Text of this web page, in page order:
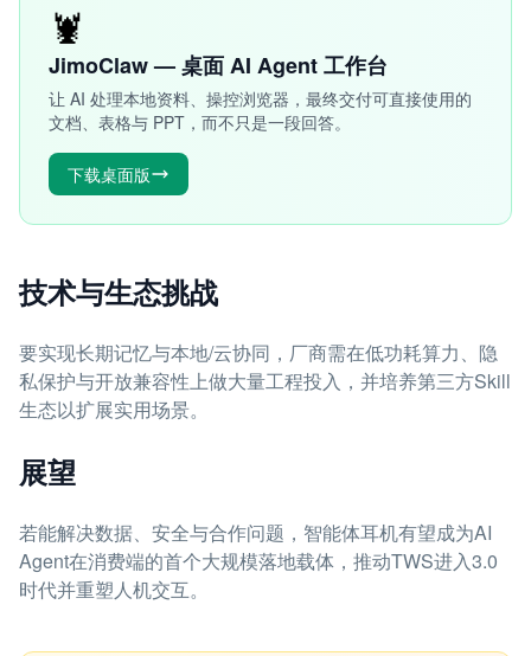
🦞
JimoClaw — 桌面 AI Agent 工作台
让 AI 处理本地资料、操控浏览器，最终交付可直接使用的
文档、表格与 PPT，而不只是一段回答。
下载桌面版
技术与生态挑战
要实现长期记忆与本地/云协同，厂商需在低功耗算力、隐
私保护与开放兼容性上做大量工程投入，并培养第三方Skill
生态以扩展实用场景。
展望
若能解决数据、安全与合作问题，智能体耳机有望成为AI
Agent在消费端的首个大规模落地载体，推动TWS进入3.0
时代并重塑人机交互。